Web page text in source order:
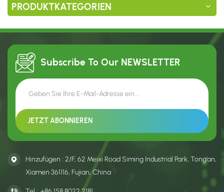
PRODUKTKATEGORIEN
Subscribe To Our NEWSLETTER
Hinzufügen : 2/F, 62 Meixi Road Siming Industrial Park, Tong’an,
Xiamen 361116, Fujian, China